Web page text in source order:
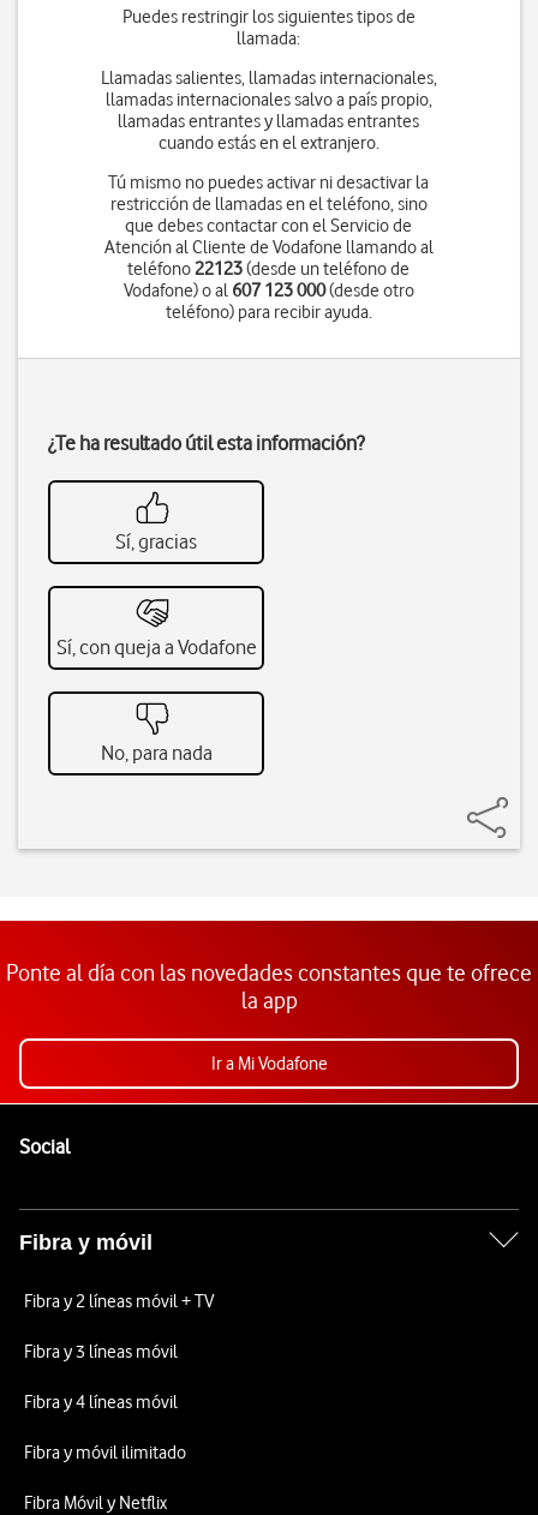
Puedes restringir los siguientes tipos de
llamada:
Llamadas salientes, llamadas internacionales,
llamadas internacionales salvo a país propio,
llamadas entrantes y llamadas entrantes
cuando estás en el extranjero.
Tú mismo no puedes activar ni desactivar la
restricción de llamadas en el teléfono, sino
que debes contactar con el Servicio de
Atención al Cliente de Vodafone llamando al
teléfono22123(desde un teléfono de
Vodafone) o al 607 123 000(desde otro
teléfono) para recibir ayuda.
¿Te ha resultado útil esta información?
Sí, gracias
Sí, con queja a Vodafone
No, para nada
Ponte al día con las novedades constantes que te ofrece
la app
Ir a Mi Vodafone
SocialEnlaces a las redes sociales de Vodafone
Fibra y móvil
Fibra y 2 líneas móvil + TV
Fibra y 3 líneas móvil
Fibra y 4 líneas móvil
Fibra y móvil ilimitado
Fibra Móvil y Netflix